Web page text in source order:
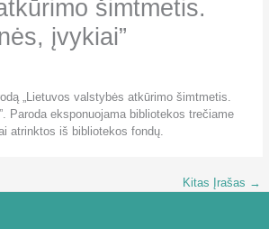
šimtmetis.
įvykiai”
„Lietuvos valstybės atkūrimo šimtmetis.
Paroda eksponuojama bibliotekos trečiame
atrinktos iš bibliotekos fondų.
Kitas Įrašas →